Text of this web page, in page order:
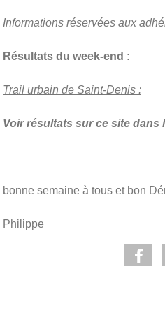
Informations réservées aux
Résultats du week-end :
Trail urbain de Saint-Denis :
Voir résultats sur ce site dans
bonne semaine à tous et bon
Philippe